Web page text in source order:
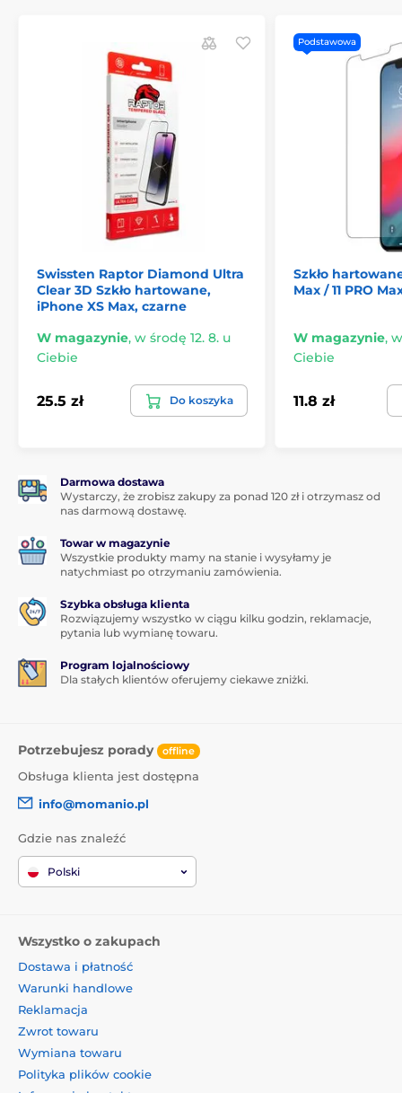
Swissten Raptor Diamond Ultra
Clear 3D Szkło hartowane,
iPhone XS Max, czarne
W magazynie, w środę 12. 8. u
Ciebie
25.5 zł Do koszyka
Podstawowa
Szkło
Max / 11 PRO
W magazynie,
Ciebie
11.8 zł
Darmowa dostawa
Wystarczy, że zrobisz zakupy za ponad 120 zł i otrzymasz od
nas darmową dostawę.
Towar w magazynie
Wszystkie produkty mamy na stanie i wysyłamy je
natychmiast po otrzymaniu zamówienia.
Szybka obsługa klienta
Rozwiązujemy wszystko w ciągu kilku godzin, reklamacje,
pytania lub wymianę towaru.
Program lojalnościowy
Dla stałych klientów oferujemy ciekawe zniżki.
Potrzebujesz porady offline
Obsługa klienta jest dostępna
info@momanio.pl
Gdzie nas znaleźć
Polski
Wszystko o zakupach
Dostawa i płatność
Warunki handlowe
Reklamacja
Zwrot towaru
Wymiana towaru
Polityka plików cookie